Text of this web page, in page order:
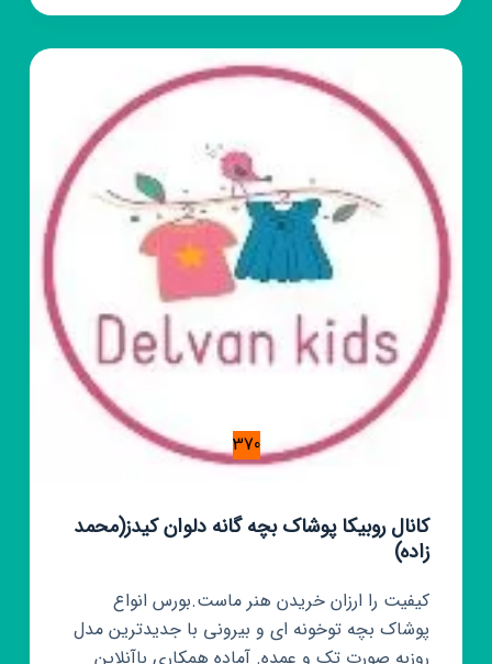
🌹
گالری
طراحی
های
370
کانال روبیکا پوشاک بچه گانه دلوان کیدز(محمد
زاده)
کیفیت را ارزان خریدن هنر ماست.بورس انواع
پوشاک بچه توخونه ای و بیرونی با جدیدترین مدل
روزبه صورت تک و عمده. آماده همکاری باآنلاین